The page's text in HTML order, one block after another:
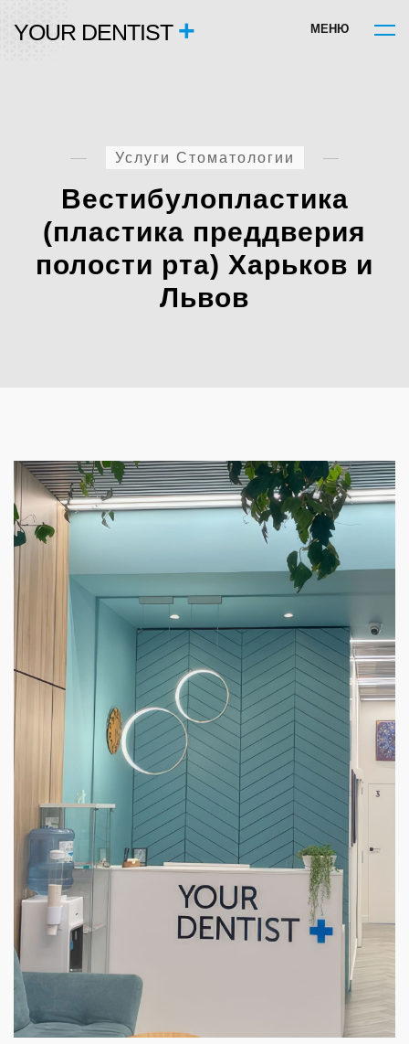
YOUR DENTIST + М ЕН Ю
Услуги Стоматологии
Вестибулопластика
(пластика преддверия
полости рта) Харьков и
Львов